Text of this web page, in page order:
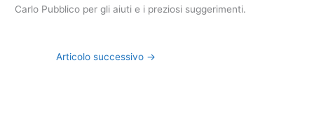
Carlo Pubblico per gli aiuti e i preziosi suggerimenti.
Articolo successivo →